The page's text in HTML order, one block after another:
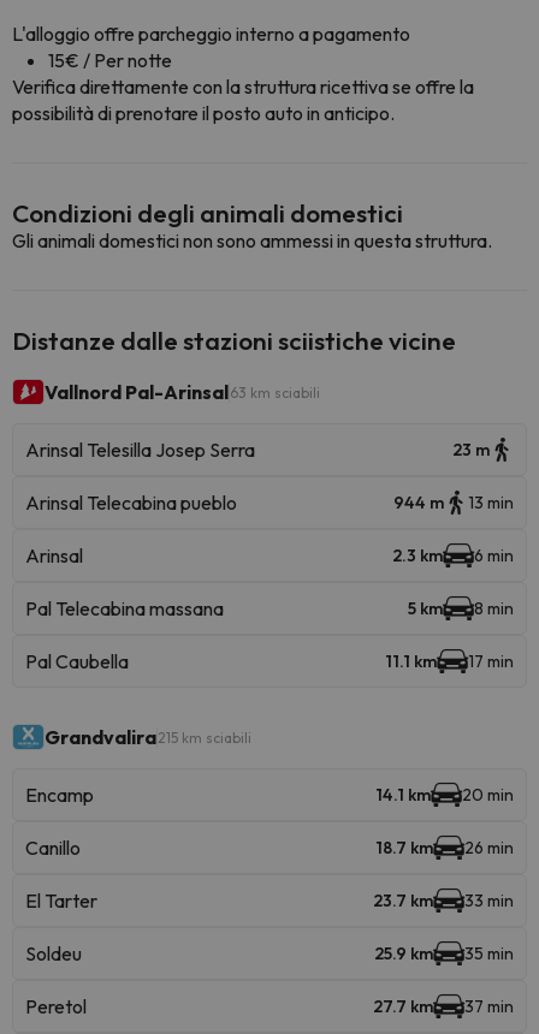
L'alloggio offre parcheggio interno a pagamento
15€ / Per notte
Verifica direttamente con la struttura ricettiva se offre la
possibilità di prenotare il posto auto in anticipo.
Condizioni degli animali domestici
Gli animali domestici non sono ammessi in questa struttura.
Distanze dalle stazioni sciistiche vicine
Vallnord Pal-Arinsal63 km sciabili
Arinsal Telesilla Josep Serra 23 m
Arinsal Telecabina pueblo 944 m 13 min
Arinsal 2.3 km 6 min
Pal Telecabina massana 5 km 8 min
Pal Caubella 11.1 km 17 min
Grandvalira215 km sciabili
Encamp 14.1 km 20 min
Canillo 18.7 km 26 min
El Tarter 23.7 km 33 min
Soldeu 25.9 km 35 min
Peretol 27.7 km 37 min